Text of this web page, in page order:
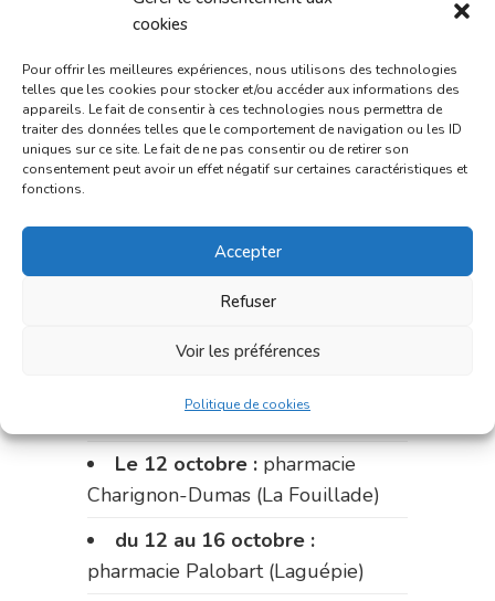
cookies
Pour offrir les meilleures expériences, nous utilisons des technologies
telles que les cookies pour stocker et/ou accéder aux informations des
appareils. Le fait de consentir à ces technologies nous permettra de
traiter des données telles que le comportement de navigation ou les ID
uniques sur ce site. Le fait de ne pas consentir ou de retirer son
consentement peut avoir un effet négatif sur certaines caractéristiques et
fonctions.
Accepter
Refuser
Voir les préférences
Politique de cookies
du 18 au 25 septembre :
du 25 au 28 septembre :
pharmacie du marché (2 allées
Aristide Briand)
octobre :pharmacie Charignon-
Dumas (La Fouillade)
du 2 au 9 octobre :
Bonnemaire (rue Saint-Jacques)
Carnus (rue Marcellin-Fabre)
Le 12 octobre : pharmacie
Charignon-Dumas (La Fouillade)
du 12 au 16 octobre :
pharmacie Palobart (Laguépie)